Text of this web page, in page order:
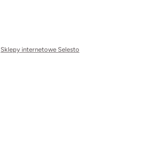
Sklepy internetowe Selesto